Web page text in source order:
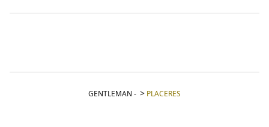
GENTLEMAN - PLACERES